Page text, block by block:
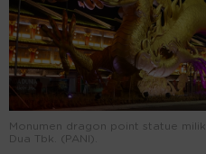
Monumen dragon point statue
Dua Tbk. (PANI).